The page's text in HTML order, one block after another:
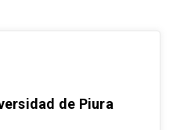
de Piura